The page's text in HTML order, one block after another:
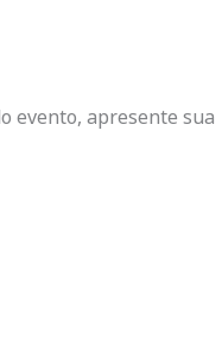
evento, apresente sua